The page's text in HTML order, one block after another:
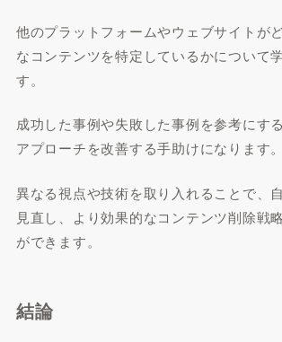
他のプラットフォームやウェブサイトが
なコンテンツを特定しているかについて
す。
成功した事例や失敗した事例を参考にす
アプローチを改善する手助けになります。
異なる視点や技術を取り入れることで、
見直し、より効果的なコンテンツ削除戦
ができます。
結論